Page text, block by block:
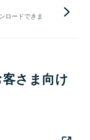
ロードできま
さま向け